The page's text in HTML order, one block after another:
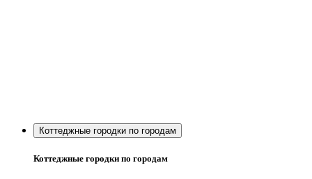
Коттеджные городки по городам
Коттеджные городки по городам